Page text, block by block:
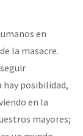
en
la masacre.
posibilidad,
en la
mayores;